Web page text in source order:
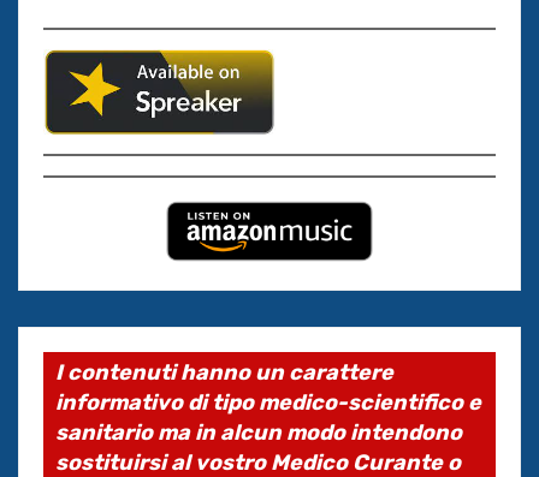
I contenuti hanno un carattere
informativo di tipo medico-scientifico e
sanitario ma in alcun modo intendono
sostituirsi al vostro Medico Curante o